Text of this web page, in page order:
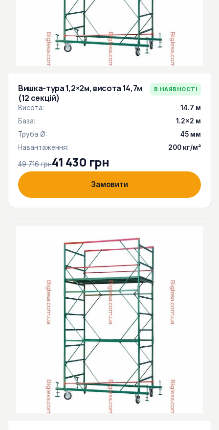
Вишка-тура 1,2×2м, висота 14,7м
(12 секцій)
В НАЯВНОСТІ
Висота:
14.7 м
База:
1.2×2 м
Труба Ø:
45 мм
Навантаження:
200 кг/м²
49 716 грн41 430 грн
Замовити